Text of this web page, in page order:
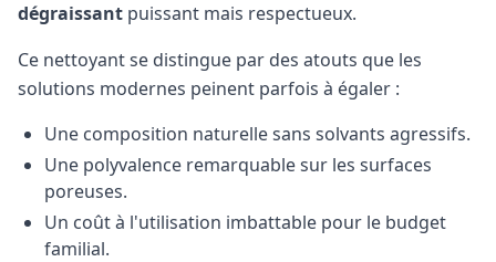
dégraissant puissant mais respectueux.
Ce nettoyant se distingue par des atouts que les
solutions modernes peinent parfois à égaler :
Une composition naturelle sans solvants agressifs.
Une polyvalence remarquable sur les surfaces
poreuses.
Un coût à l'utilisation imbattable pour le budget
familial.